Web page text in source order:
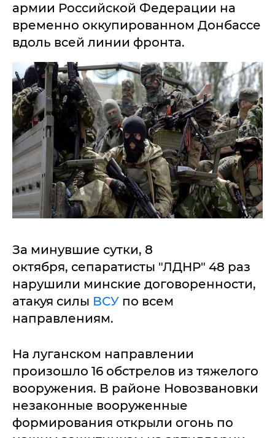
армии Российской Федерации на
временно оккупированном Донбассе
вдоль всей линии фронта.
За минувшие сутки, 8
октября, сепаратисты "ЛДНР" 48 раз
нарушили минские договоренности,
атакуя силы ВСУ по всем
направлениям.
На луганском направлении
произошло 16 обстрелов из тяжелого
вооружения. В районе Новозвановки
незаконные вооруженные
формирования открыли огонь по